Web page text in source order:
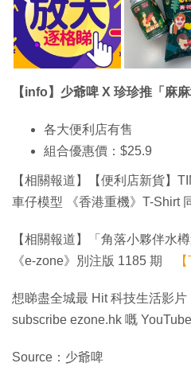
【info】少爺啤 X 珍珍推「麻
各大便利店有售
組合優惠價：$25.9
【相關報道】【便利店新貨】
車仔模型 《香港重機》T-Shirt
【相關報道】「角落小夥伴水
《e-zone》別注版 1185 期
想睇盡全城最 Hit 科技生活影片
subscribe ezone.hk 嘅 YouTube
Source：少爺啤